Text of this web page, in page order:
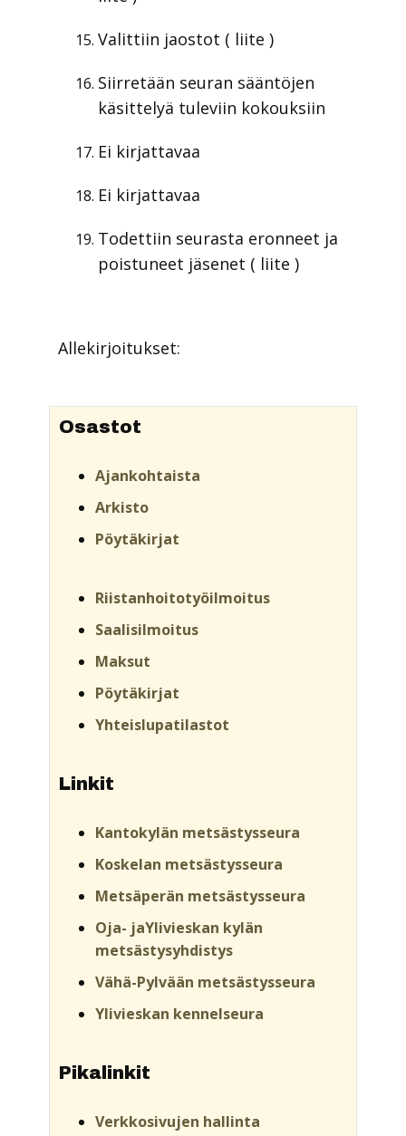
Valittiin jaostot ( liite )
Siirretään seuran sääntöjen
käsittelyä tuleviin kokouksiin
Ei kirjattavaa
Ei kirjattavaa
Todettiin seurasta eronneet ja
poistuneet jäsenet ( liite )
Allekirjoitukset:
Osastot
Ajankohtaista
Arkisto
Pöytäkirjat
Riistanhoitotyöilmoitus
Saalisilmoitus
Maksut
Pöytäkirjat
Yhteislupatilastot
Linkit
Kantokylän metsästysseura
Koskelan metsästysseura
Metsäperän metsästysseura
Oja- jaYlivieskan kylän
metsästysyhdistys
Vähä-Pylvään metsästysseura
Ylivieskan kennelseura
Pikalinkit
Verkkosivujen hallinta